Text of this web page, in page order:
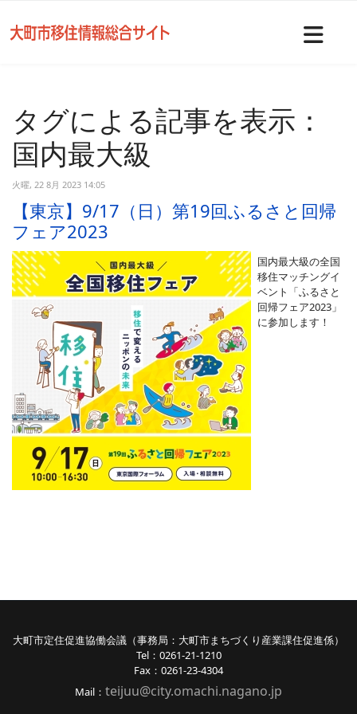
タグによる記事を表示：
国内最大級
火曜, 22 8月 2023 14:05
【東京】9/17（日）第19回ふるさと回帰
フェア2023
国内最大級の全国
移住マッチングイ
ベント「ふるさと
回帰フェア2023」
に参加します！
大町市定住促進協働会議（事務局：大町市まちづくり産業課住促進係）
Tel：0261-21-1210
Fax：0261-23-4304
Mail： teijuu@city.omachi.nagano.jp